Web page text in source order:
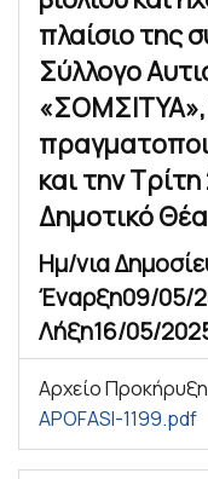
πλαίσιο της
Σύλλογο
και την
Δημοτικό
Ημ/νια
Έναρξη09/05/
Λήξη16/05/
Αρχείο
APOFASI-1199.pdf